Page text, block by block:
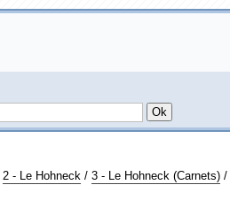
2 - Le Hohneck/ 3 - Le Hohneck (Carnets)/